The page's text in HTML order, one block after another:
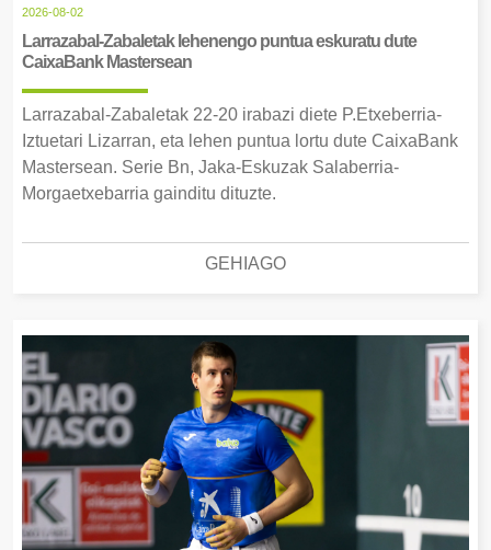
2026-08-02
Larrazabal-Zabaletak lehenengo puntua eskuratu dute
CaixaBank Mastersean
Larrazabal-Zabaletak 22-20 irabazi diete P.Etxeberria-
Iztuetari Lizarran, eta lehen puntua lortu dute CaixaBank
Mastersean. Serie Bn, Jaka-Eskuzak Salaberria-
Morgaetxebarria gainditu dituzte.
GEHIAGO